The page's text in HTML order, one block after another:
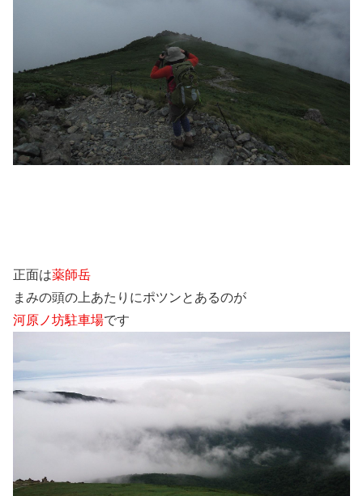
正面は薬師岳
まみの頭の上あたりにポツンとあるのが
河原ノ坊駐車場です